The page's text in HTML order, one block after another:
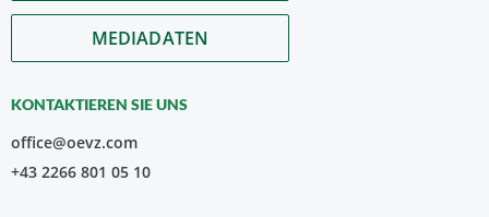
MEDIADATEN
KONTAKTIEREN SIE UNS
office@oevz.com
+43 2266 801 05 10